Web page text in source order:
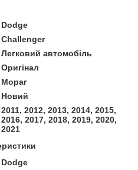
Dodge
Challenger
Легковий автомобіль
Оригінал
Mopar
Новий
2011, 2012, 2013, 2014, 2015,
2016, 2017, 2018, 2019, 2020,
2021
Dodge